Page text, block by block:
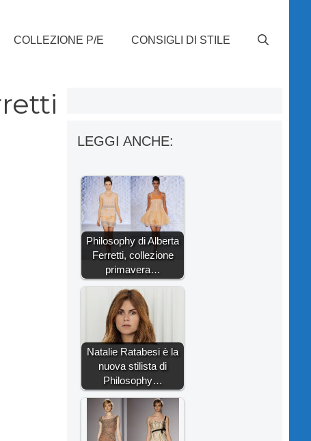
COLLEZIONE P/E CONSIGLI DI STILE
LEGGI ANCHE:
Philosophy di Alberta
Ferretti, collezione
primavera…
Natalie Ratabesi è la
nuova stilista di
Philosophy…